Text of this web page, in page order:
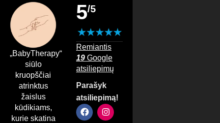
mokytis suimti daiktus. Tuo tarpu
neatsiejama pagalba dygstant dantukams, mažinant
diskomfortą ir stiprinant burnos raumenų darbą. Minkštos
ir žaismingos
kūdikio kojinytės su barškučiu
mažas pėdutes, bet ir suteikia džiaugsmo, skatindamos
aktyvų judėjimą.
Miego ir ramybės prekės
Ramus miegas – svarbi vaiko augimo dalis.
„BabyTherapy“
siūlo
kruopščiai
atrinktus
žaislus
kūdikiams,
kurie skatina
5/5
Remiantis
19 Google
atsiliepimų
Parašyk
atsiliepimą!